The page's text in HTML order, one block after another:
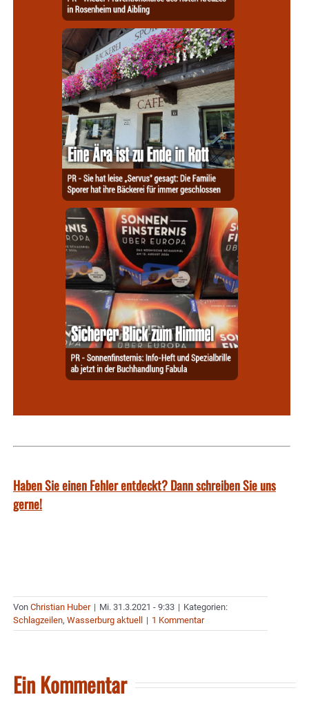
Haben Sie einen Fehler entdeckt? Dann schreiben Sie uns
gerne!
Von Christian Huber | Mi. 31.3.2021 - 9:33 | Kategorien:
Schlagzeilen, Wasserburg aktuell | 1 Kommentar
Ein Kommentar